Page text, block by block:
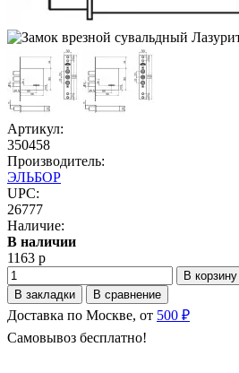
Артикул:
350458
Производитель:
ЭЛЬБОР
UPC:
26777
Наличие:
В наличии
1163 р
В корзину
В закладки
В сравнение
Доставка по Москве, от 500 ₽
Самовывоз бесплатно!